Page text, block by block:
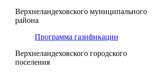
Верхнеландеховского муниципального
района
Программа газификации
Верхнеландеховского городского
поселения